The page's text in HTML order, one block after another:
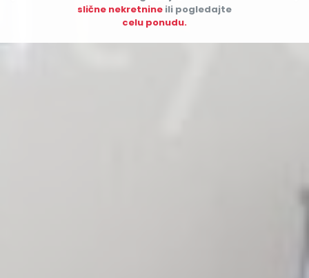
slične nekretnine ili pogledajte
celu ponudu.